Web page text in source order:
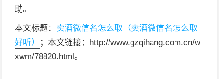
助。
本文标题： 卖酒微信名怎么取（卖酒微信名怎么取
好听）
；本文链接：http://www.gzqihang.com.cn/w
xwm/78820.html。